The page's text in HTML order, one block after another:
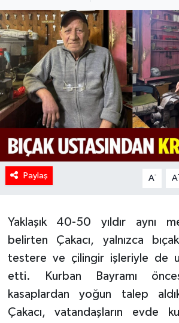
Paylaş A- A
Yaklaşık 40-50 yıldır aynı
belirten Çakacı, yalnızca
testere ve çilingir işleriyle de
etti. Kurban Bayramı
kasaplardan yoğun talep
Çakacı, vatandaşların evde
İlginç
KÜLTÜR SANAT
MAGAZİN
Oyun
POLİTİKA
RESMİ İLANLAR
Spor
Tarihi Yapılarımız
Teknoloji